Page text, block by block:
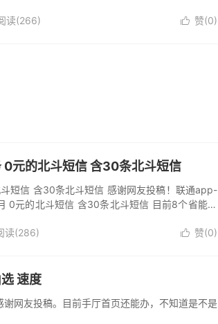
 赞(0)
读(266)
元的北斗短信 含30条北斗短信
短信 含30条北斗短信 感谢网友投稿！联通app-
0元的北斗短信 含30条北斗短信 目前8个省能办
 赞(0)
读(286)
速度
网友投稿。目前手厅首页还能办，不知道是不是